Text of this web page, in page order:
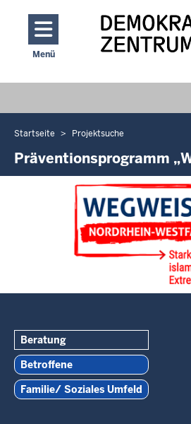
Direkt zum
Menü
Sie
befinden
Startseite Projektsuche
Präventionsprogramm
Beratung
Betroffene
Familie/ Soziales Umfeld